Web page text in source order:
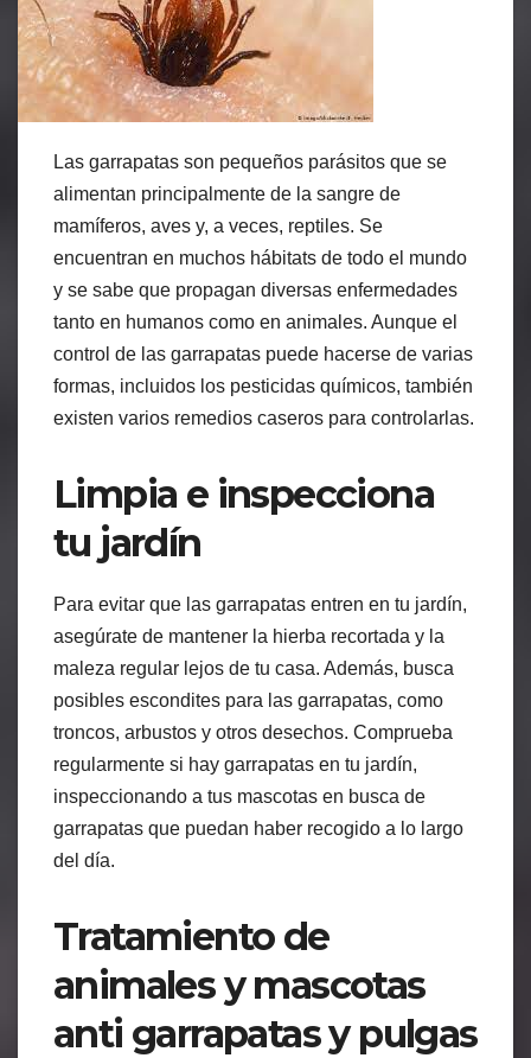
Las garrapatas son pequeños parásitos que se
alimentan principalmente de la sangre de
mamíferos, aves y, a veces, reptiles. Se
encuentran en muchos hábitats de todo el mundo
y se sabe que propagan diversas enfermedades
tanto en humanos como en animales. Aunque el
control de las garrapatas puede hacerse de varias
formas, incluidos los pesticidas químicos, también
existen varios remedios caseros para controlarlas.
Limpia e inspecciona
tu jardín
Para evitar que las garrapatas entren en tu jardín,
asegúrate de mantener la hierba recortada y la
maleza regular lejos de tu casa. Además, busca
posibles escondites para las garrapatas, como
troncos, arbustos y otros desechos. Comprueba
regularmente si hay garrapatas en tu jardín,
inspeccionando a tus mascotas en busca de
garrapatas que puedan haber recogido a lo largo
del día.
Tratamiento de
animales y mascotas
anti garrapatas y pulgas